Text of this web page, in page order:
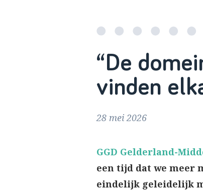
“De
vinden
28 mei 2026
GGD Gelderland-
een tijd dat we meer
eindelijk geleidelijk